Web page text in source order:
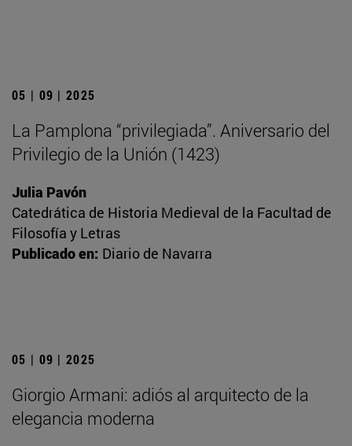
05 | 09 | 2025
La Pamplona “privilegiada”. Aniversario del
Privilegio de la Unión (1423)
Julia Pavón
Catedrática de Historia Medieval de la Facultad de
Filosofía y Letras
Publicado en: Diario de Navarra
05 | 09 | 2025
Giorgio Armani: adiós al arquitecto de la
elegancia moderna